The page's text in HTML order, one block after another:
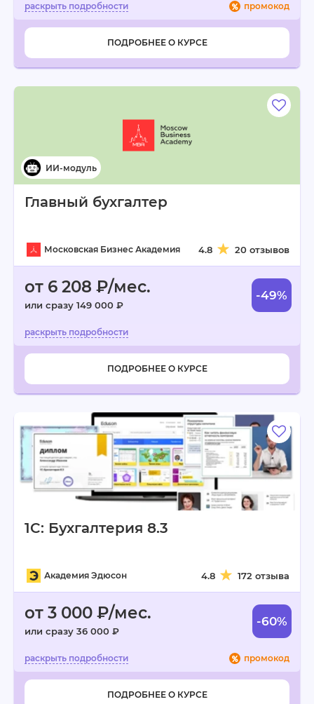
промокод
ПОДРОБНЕЕ О КУРСЕ
Главный бухгалтер
Московская Бизнес Академия 4.8 20 отзывов
от 6 208 ₽/мес.
или сразу 149 000 ₽
-49%
ПОДРОБНЕЕ О КУРСЕ
1C: Бухгалтерия 8.3
Академия Эдюсон 4.8 172 отзыва
от 3 000 ₽/мес.
или сразу 36 000 ₽
-60%
промокод
ПОДРОБНЕЕ О КУРСЕ